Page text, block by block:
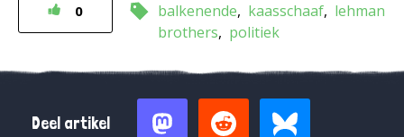
0
balkenende
kaasschaaf lehman
brothers
politiek
Deel artikel